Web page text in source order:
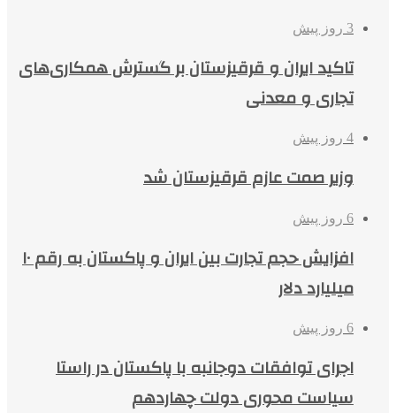
3 روز پیش
تاکید ایران و قرقیزستان بر گسترش همکاری‌های
تجاری و معدنی
4 روز پیش
وزیر صمت عازم قرقیزستان شد
6 روز پیش
افزایش حجم تجارت بین ایران و پاکستان به رقم ۱۰
میلیارد دلار
6 روز پیش
اجرای توافقات دوجانبه با پاکستان در راستا
سیاست محوری دولت چهاردهم